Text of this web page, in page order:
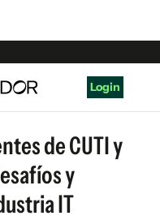
Login
de CUTI y
y
IT